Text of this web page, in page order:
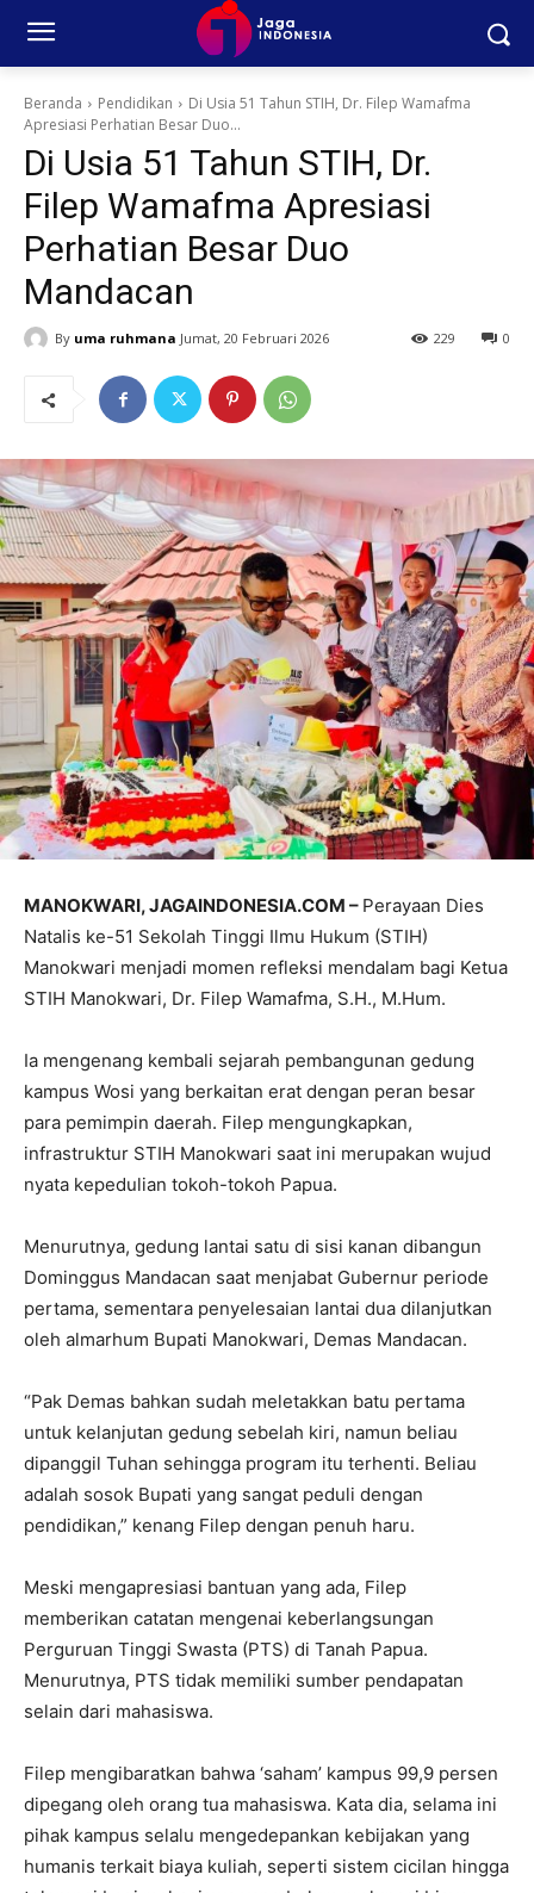
Beranda Pendidikan
Di Usia 51 Tahun STIH, Dr. Filep Wamafma
Apresiasi Perhatian Besar Duo...
Di Usia 51 Tahun STIH, Dr.
Filep Wamafma Apresiasi
Perhatian Besar Duo
Mandacan
By uma ruhmana Jumat, 20 Februari 2026 0
229
MANOKWARI, JAGAINDONESIA.COM – Perayaan Dies
Natalis ke-51 Sekolah Tinggi Ilmu Hukum (STIH)
Manokwari menjadi momen refleksi mendalam bagi Ketua
STIH Manokwari, Dr. Filep Wamafma, S.H., M.Hum.
Ia mengenang kembali sejarah pembangunan gedung
kampus Wosi yang berkaitan erat dengan peran besar
para pemimpin daerah. Filep mengungkapkan,
infrastruktur STIH Manokwari saat ini merupakan wujud
nyata kepedulian tokoh-tokoh Papua.
Menurutnya, gedung lantai satu di sisi kanan dibangun
Dominggus Mandacan saat menjabat Gubernur periode
pertama, sementara penyelesaian lantai dua dilanjutkan
oleh almarhum Bupati Manokwari, Demas Mandacan.
“Pak Demas bahkan sudah meletakkan batu pertama
untuk kelanjutan gedung sebelah kiri, namun beliau
dipanggil Tuhan sehingga program itu terhenti. Beliau
adalah sosok Bupati yang sangat peduli dengan
pendidikan,” kenang Filep dengan penuh haru.
Meski mengapresiasi bantuan yang ada, Filep
memberikan catatan mengenai keberlangsungan
Perguruan Tinggi Swasta (PTS) di Tanah Papua.
Menurutnya, PTS tidak memiliki sumber pendapatan
selain dari mahasiswa.
Filep mengibaratkan bahwa ‘saham’ kampus 99,9 persen
dipegang oleh orang tua mahasiswa. Kata dia, selama ini
pihak kampus selalu mengedepankan kebijakan yang
humanis terkait biaya kuliah, seperti sistem cicilan hingga